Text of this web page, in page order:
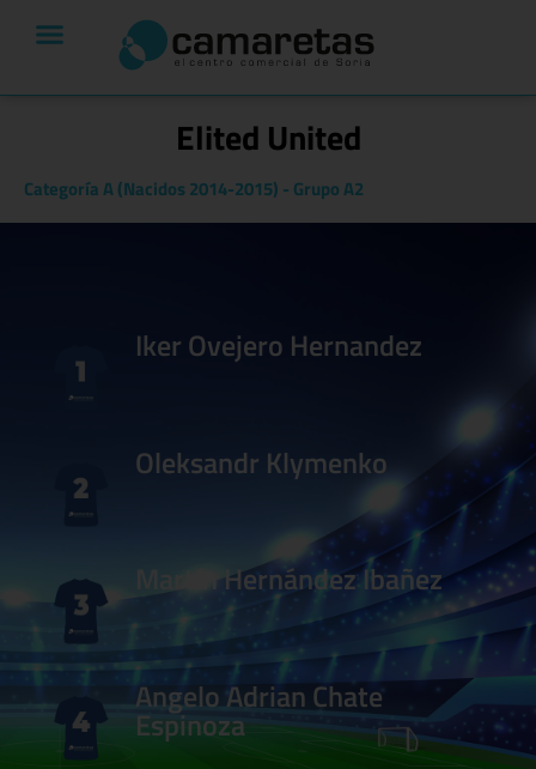
Elited United
Categoría A (Nacidos 2014-2015) - Grupo A2
Iker Ovejero Hernandez
Oleksandr Klymenko
Martín Hernández Ibañez
Angelo Adrian Chate
Espinoza